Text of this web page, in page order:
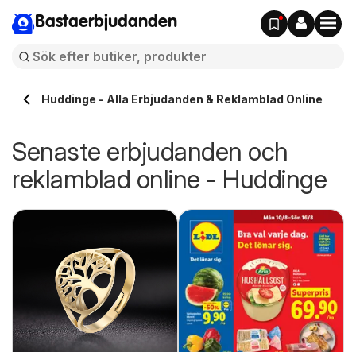
Bastaerbjudanden
Huddinge - Alla Erbjudanden & Reklamblad Online
Senaste erbjudanden och
reklamblad online - Huddinge